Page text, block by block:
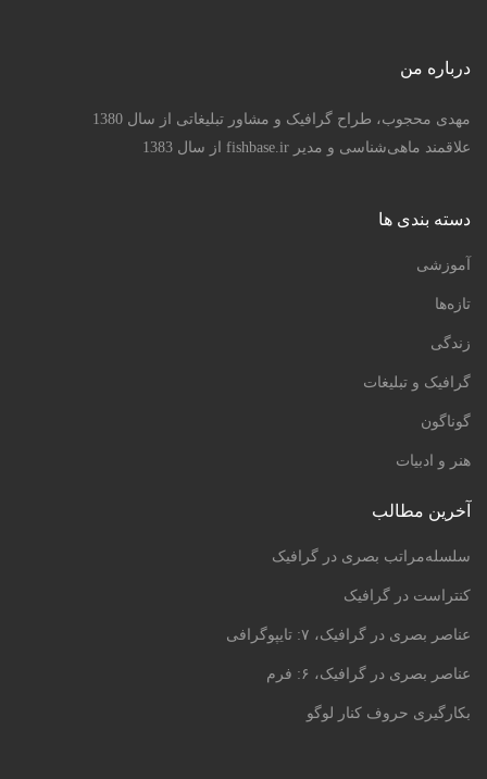
درباره من
مهدی محجوب، طراح گرافیک و مشاور تبلیغاتی از سال 1380
علاقمند ماهی‌شناسی و مدیر fishbase.ir از سال 1383
دسته بندی ها
آموزشی
تازه‌ها
زندگی
گرافیک و تبلیغات
گوناگون
هنر و ادبیات
آخرین مطالب
سلسله‌مراتب بصری در گرافیک
کنتراست در گرافیک
عناصر بصری در گرافیک، ۷: تایپوگرافی
عناصر بصری در گرافیک، ۶: فرم
بکارگیری حروف کنار لوگو